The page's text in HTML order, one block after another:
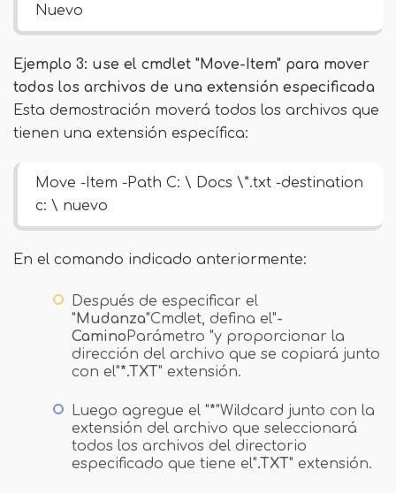
Nuevo
Ejemplo 3: use el cmdlet "Move-Item" para mover
todos los archivos de una extensión especificada
Esta demostración moverá todos los archivos que
tienen una extensión específica:
Move -Item -Path C: \ Docs \*.txt -destination
c: \ nuevo
En el comando indicado anteriormente:
Después de especificar el
" Mudanza"Cmdlet, defina el"-
CaminoParámetro "y proporcionar la
dirección del archivo que se copiará junto
con el"*.TXT" extensión.
Luego agregue el "*"Wildcard junto con la
extensión del archivo que seleccionará
todos los archivos del directorio
especificado que tiene el".TXT" extensión.